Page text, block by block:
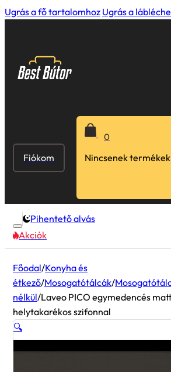
Ugrás a fő tartalomhoz Ugrás a
Fiókom
0
Nincsenek
Pihentető alvás
Akciók
Főodal/Konyha és
étkező/Mosogatótálcák/
nélkül/Laveo PICO egymedencés
helytakarékos szifonnal
🔍